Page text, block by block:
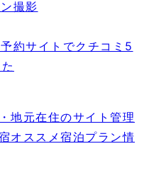
地元在住のサイト管理
オススメ宿泊プラン情